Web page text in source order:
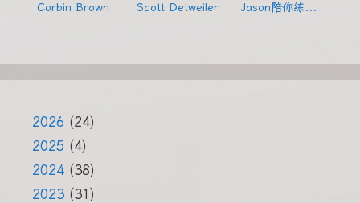
Corbin Brown Scott Detweiler Jason陪你练绝技
2026 (24)
2025 (4)
2024 (38)
2023 (31)